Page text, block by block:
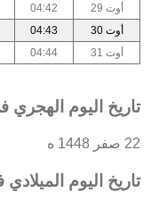
أوت 29
04:42
أوت 30
04:43
أوت 31
04:44
تاريخ اليوم الهجري
22 صفر 1448 ه
تاريخ اليوم